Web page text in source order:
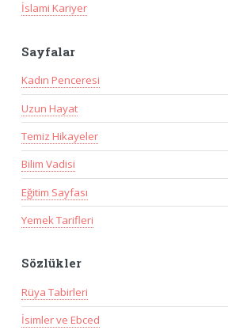
İslami Kariyer
Sayfalar
Kadın Penceresi
Uzun Hayat
Temiz Hikayeler
Bilim Vadisi
Eğitim Sayfası
Yemek Tarifleri
Sözlükler
Rüya Tabirleri
İsimler ve Ebced